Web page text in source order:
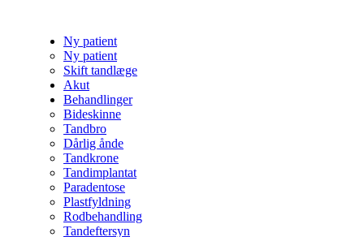
Ny patient
Ny patient
Skift tandlæge
Akut
Behandlinger
Bideskinne
Tandbro
Dårlig ånde
Tandkrone
Tandimplantat
Paradentose
Plastfyldning
Rodbehandling
Tandeftersyn